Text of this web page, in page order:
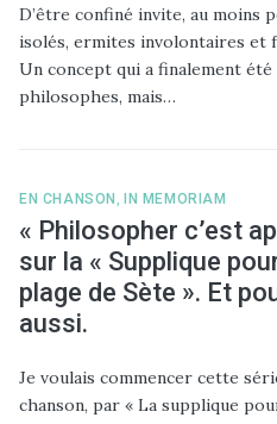
D’être confiné invite, au moins
isolés, ermites involontaires et
Un concept qui a finalement
philosophes, mais…
EN CHANSON IN MEMORIAM
« Philosopher c’est
sur la « Supplique
plage de Sète ». Et
aussi.
Je voulais commencer cette
chanson, par « La supplique